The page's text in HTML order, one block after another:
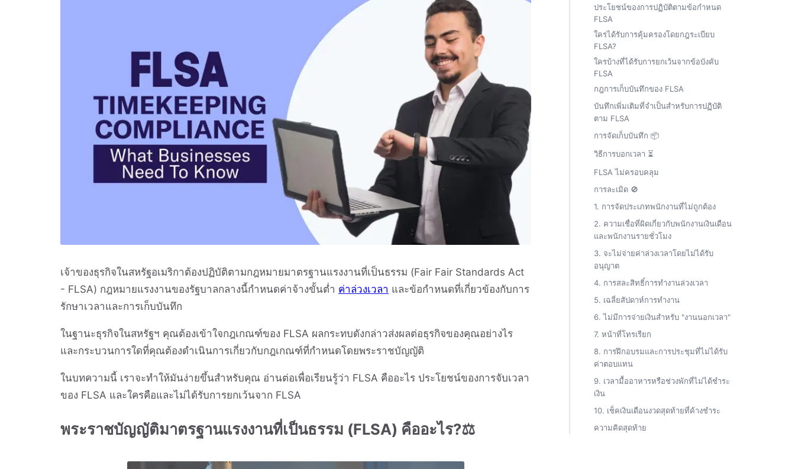
เจ้าของธุรกิจในสหรัฐอเมริกาต้องปฏิบัติตามกฎหมายมาตรฐานแรงงานที่เป็นธรรม (Fair Fair Standards Act
- FLSA) กฎหมายแรงงานของรัฐบาลกลางนี้กำหนดค่าจ้างขั้นต่ำ ค่าล่วงเวลา และข้อกำหนดที่เกี่ยวข้องกับการ
รักษาเวลาและการเก็บบันทึก
ในฐานะธุรกิจในสหรัฐฯ คุณต้องเข้าใจกฎเกณฑ์ของ FLSA ผลกระทบดังกล่าวส่งผลต่อธุรกิจของคุณอย่างไร
และกระบวนการใดที่คุณต้องดำเนินการเกี่ยวกับกฎเกณฑ์ที่กำหนดโดยพระราชบัญญัติ
ในบทความนี้ เราจะทำให้มันง่ายขึ้นสำหรับคุณ อ่านต่อเพื่อเรียนรู้ว่า FLSA คืออะไร ประโยชน์ของการจับเวลา
ของ FLSA และใครคือและไม่ได้รับการยกเว้นจาก FLSA
พระราชบัญญัติมาตรฐานแรงงานที่เป็นธรรม (FLSA) คืออะไร?⚖️
ประโยชน์ของการปฏิบัติตามข้อกำหนด
FLSA
ใครได้รับการคุ้มครองโดยกฎระเบียบ
FLSA?
ใครบ้างที่ได้รับการยกเว้นจากข้อบังคับ
FLSA
กฎการเก็บบันทึกของ FLSA
บันทึกเพิ่มเติมที่จำเป็นสำหรับการปฏิบัติ
ตาม FLSA
การจัดเก็บบันทึก 📦
วิธีการบอกเวลา ⏳
FLSA ไม่ครอบคลุม
การละเมิด 🚫
1. การจัดประเภทพนักงานที่ไม่ถูกต้อง
2. ความเชื่อที่ผิดเกี่ยวกับพนักงานเงินเดือน
และพนักงานรายชั่วโมง
3. จะไม่จ่ายค่าล่วงเวลาโดยไม่ได้รับ
อนุญาต
4. การสละสิทธิ์การทำงานล่วงเวลา
5. เฉลี่ยสัปดาห์การทำงาน
6. ไม่มีการจ่ายเงินสำหรับ "งานนอกเวลา"
7. หน้าที่โทรเรียก
8. การฝึกอบรมและการประชุมที่ไม่ได้รับ
ค่าตอบแทน
9. เวลามื้ออาหารหรือช่วงพักที่ไม่ได้ชำระ
เงิน
10. เช็คเงินเดือนงวดสุดท้ายที่ค้างชำระ
ความคิดสุดท้าย